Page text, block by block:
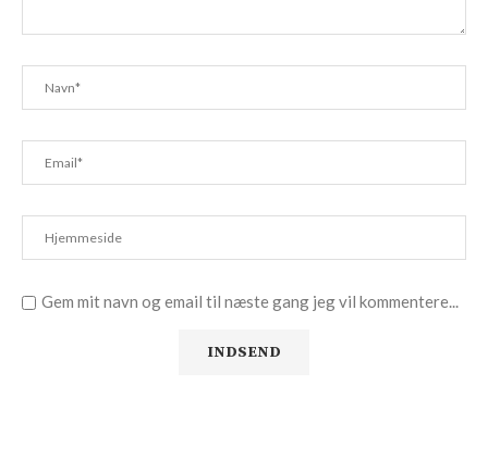
Gem mit navn og email til næste gang jeg vil kommentere...